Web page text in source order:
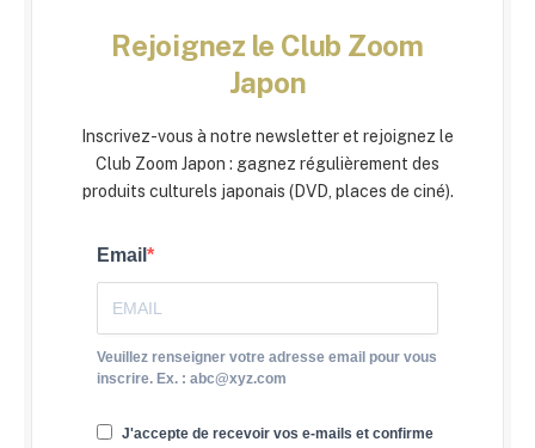
Rejoignez le Club Zoom
Japon
Inscrivez-vous à notre newsletter et rejoignez le
Club Zoom Japon : gagnez régulièrement des
produits culturels japonais (DVD, places de ciné).
Email
Veuillez renseigner votre adresse email pour vous
inscrire. Ex. : abc@xyz.com
J'accepte de recevoir vos e-mails et confirme